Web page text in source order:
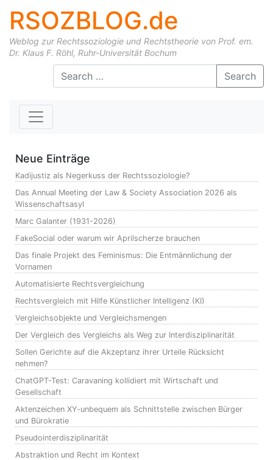
RSOZBLOG.de
Weblog zur Rechtssoziologie und Rechtstheorie von Prof. em.
Dr. Klaus F. Röhl, Ruhr-Universität Bochum
Skip to content Search
Neue Einträge
Kadijustiz als Negerkuss der Rechtssoziologie?
Das Annual Meeting der Law & Society Association 2026 als
Wissenschaftsasyl
Marc Galanter (1931-2026)
FakeSocial oder warum wir Aprilscherze brauchen
Das finale Projekt des Feminismus: Die Entmännlichung der
Vornamen
Automatisierte Rechtsvergleichung
Rechtsvergleich mit Hilfe Künstlicher Intelligenz (KI)
Vergleichsobjekte und Vergleichsmengen
Der Vergleich des Vergleichs als Weg zur Interdisziplinarität
Sollen Gerichte auf die Akzeptanz ihrer Urteile Rücksicht
nehmen?
ChatGPT-Test: Caravaning kollidiert mit Wirtschaft und
Gesellschaft
Aktenzeichen XY-unbequem als Schnittstelle zwischen Bürger
und Bürokratie
Pseudointerdisziplinarität
Abstraktion und Recht im Kontext